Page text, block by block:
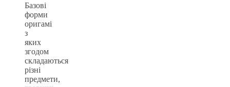
Базові
форми
оригамі
з
яких
згодом
складаються
різні
предмети,